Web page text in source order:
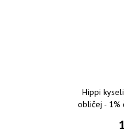
Hippi
obličej - 1%